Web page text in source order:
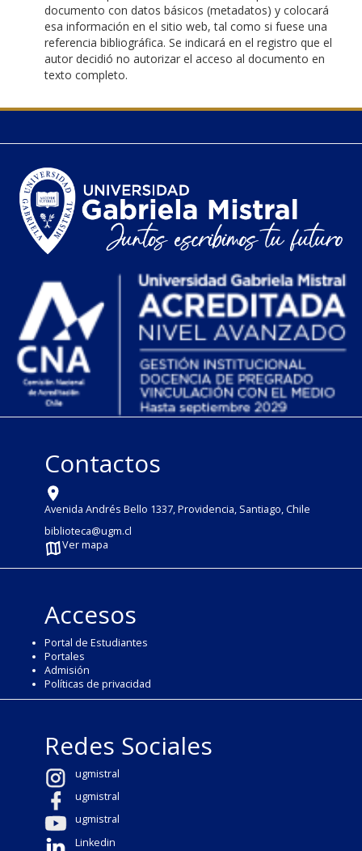
documento con datos básicos (metadatos) y colocará
esa información en el sitio web, tal como si fuese una
referencia bibliográfica. Se indicará en el registro que el
autor decidió no autorizar el acceso al documento en
texto completo.
Contactos
Avenida Andrés Bello 1337, Providencia, Santiago, Chile
biblioteca@ugm.cl
Ver mapa
Accesos
Portal de Estudiantes
Portales
Admisión
Políticas de privacidad
Redes Sociales
ugmistral
ugmistral
ugmistral
Linkedin